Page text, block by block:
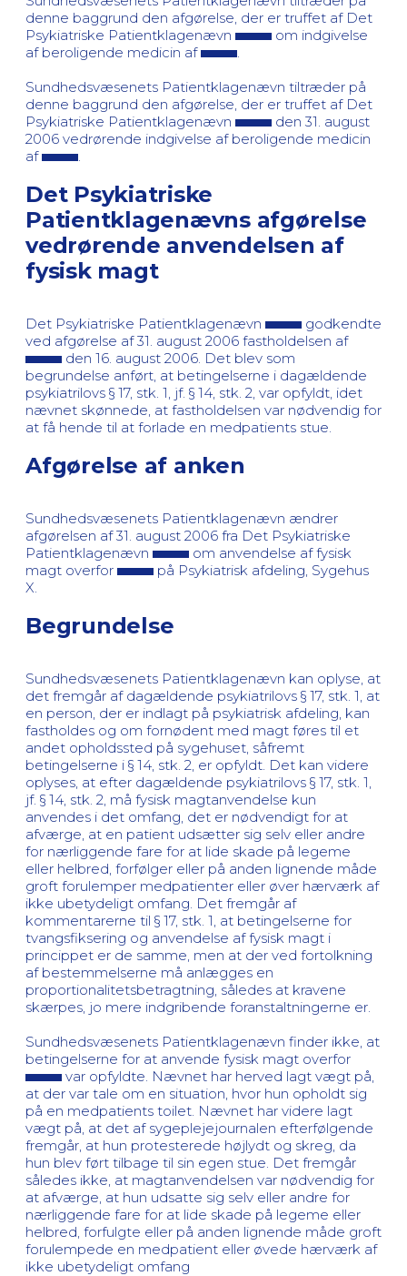
denne baggrund den afgørelse, der er truffet af Det
Psykiatriske Patientklagenævn
om indgivelse
af beroligende medicin af
Sundhedsvæsenets Patientklagenævn tiltræder på
denne baggrund den afgørelse, der er truffet af Det
Psykiatriske Patientklagenævn
den 31. august
2006 vedrørende indgivelse af beroligende medicin
af
Det Psykiatriske
Patientklagenævns afgørelse
vedrørende anvendelsen af
fysisk magt
Det Psykiatriske Patientklagenævn
godkendte
ved afgørelse af 31. august 2006 fastholdelsen af
den 16. august 2006. Det blev som
begrundelse anført, at betingelserne i dagældende
psykiatrilovs § 17, stk. 1, jf. § 14, stk. 2, var opfyldt, idet
nævnet skønnede, at fastholdelsen var nødvendig for
at få hende til at forlade en medpatients stue.
Afgørelse af anken
Sundhedsvæsenets Patientklagenævn ændrer
afgørelsen af 31. august 2006 fra Det Psykiatriske
Patientklagenævn
om anvendelse af fysisk
magt overfor
på Psykiatrisk afdeling, Sygehus
X.
Begrundelse
Sundhedsvæsenets Patientklagenævn kan oplyse, at
det fremgår af dagældende psykiatrilovs § 17, stk. 1, at
en person, der er indlagt på psykiatrisk afdeling, kan
fastholdes og om fornødent med magt føres til et
andet opholdssted på sygehuset, såfremt
betingelserne i § 14, stk. 2, er opfyldt. Det kan videre
oplyses, at efter dagældende psykiatrilovs § 17, stk. 1,
jf. § 14, stk. 2, må fysisk magtanvendelse kun
anvendes i det omfang, det er nødvendigt for at
afværge, at en patient udsætter sig selv eller andre
for nærliggende fare for at lide skade på legeme
eller helbred, forfølger eller på anden lignende måde
groft forulemper medpatienter eller øver hærværk af
ikke ubetydeligt omfang. Det fremgår af
kommentarerne til § 17, stk. 1, at betingelserne for
tvangsfiksering og anvendelse af fysisk magt i
princippet er de samme, men at der ved fortolkning
af bestemmelserne må anlægges en
proportionalitetsbetragtning, således at kravene
skærpes, jo mere indgribende foranstaltningerne er.
Sundhedsvæsenets Patientklagenævn finder ikke, at
betingelserne for at anvende fysisk magt overfor
var opfyldte. Nævnet har herved lagt vægt på,
at der var tale om en situation, hvor hun opholdt sig
på en medpatients toilet. Nævnet har videre lagt
vægt på, at det af sygeplejejournalen efterfølgende
fremgår, at hun protesterede højlydt og skreg, da
hun blev ført tilbage til sin egen stue. Det fremgår
således ikke, at magtanvendelsen var nødvendig for
at afværge, at hun udsatte sig selv eller andre for
nærliggende fare for at lide skade på legeme eller
helbred, forfulgte eller på anden lignende måde groft
forulempede en medpatient eller øvede hærværk af
ikke ubetydeligt omfang